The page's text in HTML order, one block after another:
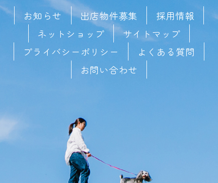
お知らせ 出店物件募集
採用情報
ネットショップ
サイトマップ
プライバシーポリシー
よくある質問
お問い合わせ